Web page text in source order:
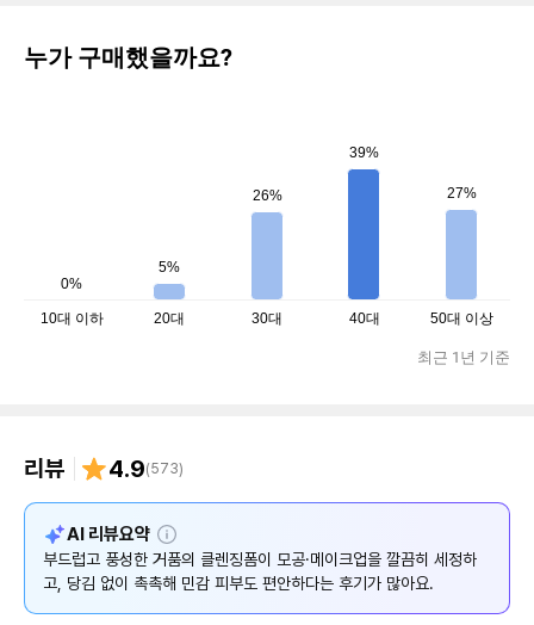
누가 구매했을까요?
0%
5%
26%
39%
27%
10대 이하 20대 30대 40대 50대 이상
최근 1년 기준
리뷰 4.9(573)
AI 리뷰요약 설
명
부드럽고 풍성한 거품의 클렌징폼이 모공·메이크업을 깔끔히 세정하
고, 당김 없이 촉촉해 민감 피부도 편안하다는 후기가 많아요.